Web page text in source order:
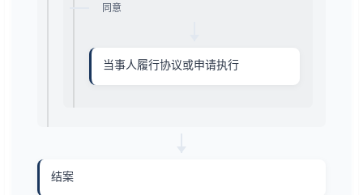
同意
当事人履行协议或申请执行
结案